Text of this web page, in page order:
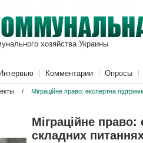
хозяйства Украины
Интервью Комментарии Опросы
/ Міграційне право: експертна
Міграційне право:
складних питаннях